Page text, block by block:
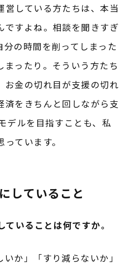
営している方たちは、本当
ですよね。相談を聞きすぎ
の時間を削ってしまった
まったり。そういう方たち
お金の切れ目が支援の切れ
済をきちんと回しながら支
デルを目指すことも、私
ています。
していること
ていることは何ですか。
いか」「すり減らないか」